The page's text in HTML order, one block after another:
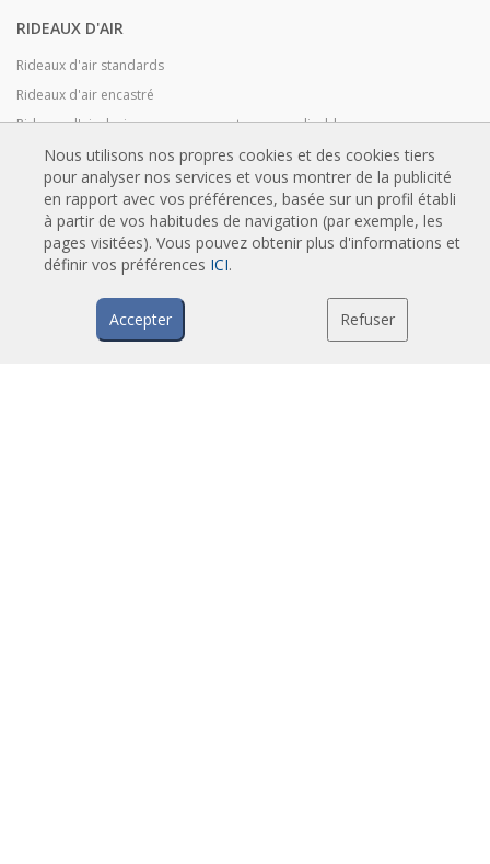
RIDEAUX D'AIR
Rideaux d'air standards
Rideaux d'air encastré
Rideaux d'air designs, sur mesure et personnalisable
Rideaux d'air industriels et rideaux d'air pour chambre froide
Rideaux d'air pour portes tournantes et sur mesure
Rideaux d'air anti-insectes
Pompe à chaleur et rideaux d'air économiseurs d'énergie
Rideaux d’air avec système de désinfection et de purification
Rideaux d'air Economic Low Cost
Nous utilisons nos propres cookies et des cookies tiers
pour analyser nos services et vous montrer de la publicité
en rapport avec vos préférences, basée sur un profil établi
à partir de vos habitudes de navigation (par exemple, les
pages visitées). Vous pouvez obtenir plus d'informations et
définir vos préférences ICI.
Accepter Refuser